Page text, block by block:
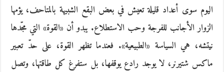
اليوم سوى أعداد قليلة تعيش في بعض البقع الشبيهة بالمتاحف، يؤمها
الزوار الأجانب للفرجة وحب الاستطلاع. يبدو أن «القوة» التي مجّدها
نيتشه، هي السياسة «الطبيعية». فعندما تظهر القوة، على حدّ تعبير
ماكس شتيرنر، لا يوجد رادع يوقفها، بل ستفرغ كل طاقتها، وتصل